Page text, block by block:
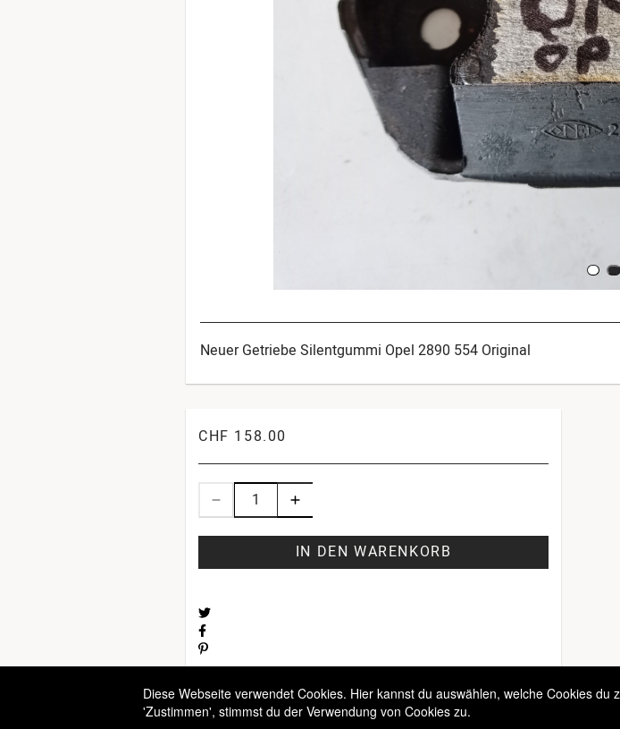
Neuer Getriebe Silentgummi Opel 2890 554 Original
CHF 158.00
IN DEN WARENKORB
Diese Webseite verwendet Cookies. Hier kannst du auswählen, welche Cookies
'Zustimmen', stimmst du der Verwendung von Cookies zu.